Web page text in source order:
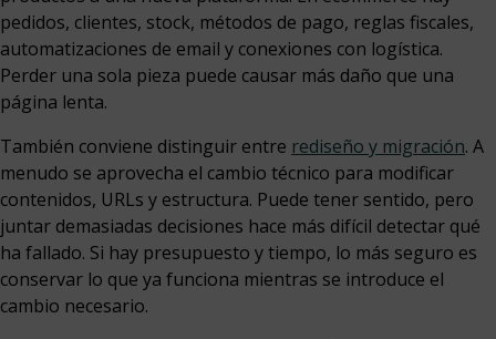
pedidos, clientes, stock, métodos de pago, reglas fiscales,
automatizaciones de email y conexiones con logística.
Perder una sola pieza puede causar más daño que una
página lenta.
También conviene distinguir entre rediseño y migración. A
menudo se aprovecha el cambio técnico para modificar
contenidos, URLs y estructura. Puede tener sentido, pero
juntar demasiadas decisiones hace más difícil detectar qué
ha fallado. Si hay presupuesto y tiempo, lo más seguro es
conservar lo que ya funciona mientras se introduce el
cambio necesario.